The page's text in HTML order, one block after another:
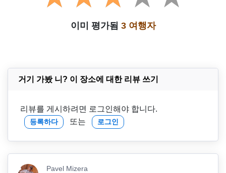
이미 평가됨 3 여행자
거기 가봤 니? 이 장소에 대한 리뷰 쓰기
리뷰를 게시하려면 로그인해야 합니다.
등록하다 또는 로그인
Pavel Mizera